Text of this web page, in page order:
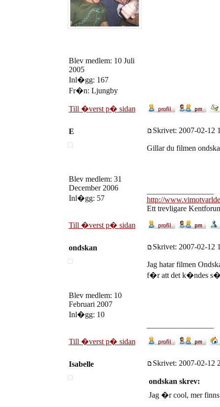
Blev medlem: 10 Juli
2005
Inl�gg: 167
Fr�n: Ljungby
Till �verst p� sidan
E Skrivet: 2007-02-12
Blev medlem: 31
December 2006
Inl�gg: 57
Gillar du filmen
http://
Ett trevligare
Till �verst p� sidan
ondskan Skrivet: 2007-02-12
Blev medlem: 10
Februari 2007
Inl�gg: 10
Jag hatar filmen
f�r att det k�ndes s�
Till �verst p� sidan
Isabelle Skrivet: 2007-02-12
ondskan skrev:
Jag �r cool, mer